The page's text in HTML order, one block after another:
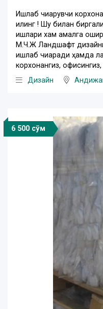
Ишлаб чиқарувчи
қилинг ! Шу билан
ишлари хам амалга
М.Ч.Ж Ландшафт
ишлаб чиқаради ҳамда
корхонангиз, офисингиз,
Дизайн
6 500 сўм